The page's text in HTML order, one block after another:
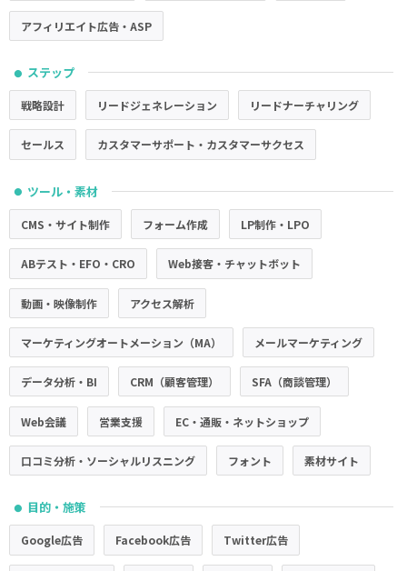
アフィリエイト広告・ASP
● ステップ
戦略設計 リードジェネレーション リードナーチャリング
セールス カスタマーサポート・カスタマーサクセス
● ツール・素材
CMS・サイト制作 フォーム作成 LP制作・LPO
ABテスト・EFO・CRO Web接客・チャットボット
動画・映像制作 アクセス解析
マーケティングオートメーション（MA） メールマーケティング
データ分析・BI CRM（顧客管理） SFA（商談管理）
Web会議 営業支援 EC・通販・ネットショップ
口コミ分析・ソーシャルリスニング フォント 素材サイト
● 目的・施策
Google広告 Facebook広告 Twitter広告